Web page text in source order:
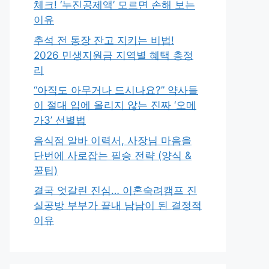
체크! ‘누진공제액’ 모르면 손해 보는
이유
추석 전 통장 잔고 지키는 비법!
2026 민생지원금 지역별 혜택 총정
리
“아직도 아무거나 드시나요?” 약사들
이 절대 입에 올리지 않는 진짜 ‘오메
가3’ 선별법
음식점 알바 이력서, 사장님 마음을
단번에 사로잡는 필승 전략 (양식 &
꿀팁)
결국 엇갈린 진심… 이혼숙려캠프 진
실공방 부부가 끝내 남남이 된 결정적
이유